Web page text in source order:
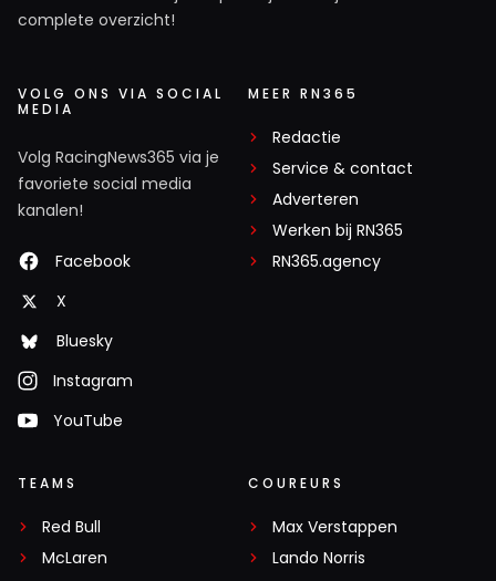
complete overzicht!
VOLG ONS VIA SOCIAL
MEDIA
Volg RacingNews365 via je
favoriete social media
kanalen!
Facebook
X
Bluesky
Instagram
YouTube
MEER RN365
Redactie
Service & contact
Adverteren
Werken bij RN365
RN365.agency
TEAMS
Red Bull
McLaren
COUREURS
Max Verstappen
Lando Norris